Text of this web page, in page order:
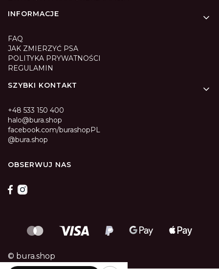
INFORMACJE
FAQ
JAK ZMIERZYĆ PSA
POLITYKA PRYWATNOŚCI
REGULAMIN
SZYBKI KONTAKT
+48 533 150 400
halo@bura.shop
facebook.com/burashopPL
@bura.shop
OBSERWUJ NAS
© bura.shop